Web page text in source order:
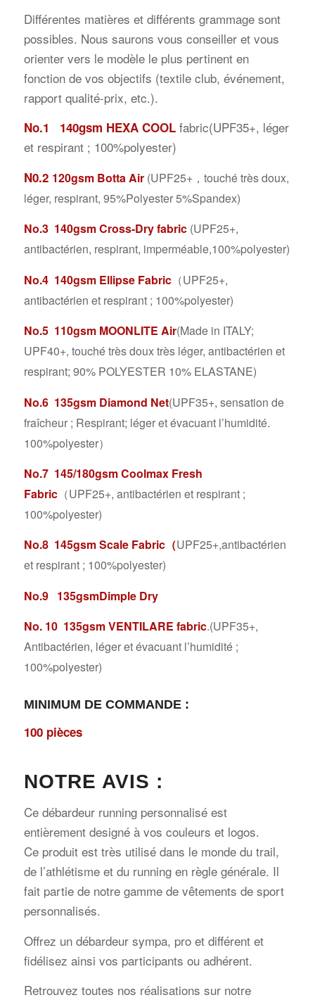
Différentes matières et différents grammage sont
possibles. Nous saurons vous conseiller et vous
orienter vers le modèle le plus pertinent en
fonction de vos objectifs (textile club, événement,
rapport qualité-prix, etc.).
No.1 140gsm HEXA COOL fabric(UPF35+, léger
et respirant ; 100%polyester)
N0.2 120gsm Botta Air(UPF25+，touché très doux,
léger, respirant, 95%Polyester 5%Spandex)
No.3 140gsm Cross-Dry fabric(UPF25+,
antibactérien, respirant, imperméable,100%polyester)
No.4 140gsm Ellipse Fabric（UPF25+,
antibactérien et respirant ; 100%polyester)
No.5 110gsm MOONLITE Air(Made in ITALY;
UPF40+, touché très doux très léger, antibactérien et
respirant; 90% POLYESTER 10% ELASTANE)
No.6 135gsm Diamond Net(UPF35+, sensation de
fraîcheur ; Respirant; léger et évacuant l’humidité.
100%polyester）
No.7 145/180gsm Coolmax Fresh
Fabric（UPF25+, antibactérien et respirant ;
100%polyester)
No.8 145gsm Scale Fabric（UPF25+,antibactérien
et respirant ; 100%polyester)
No.9 135gsmDimple Dry
No. 10 135gsm VENTILARE fabric.(UPF35+,
Antibactérien, léger et évacuant l’humidité ;
100%polyester)
MINIMUM DE COMMANDE:
100 pièces
NOTRE AVIS :
Ce débardeur running personnalisé est
entièrement designé à vos couleurs et logos.
Ce produit est très utilisé dans le monde du trail,
de l’athlétisme et du running en règle générale. Il
fait partie de notre gamme de vêtements de sport
personnalisés.
Offrez un débardeur sympa, pro et différent et
fidélisez ainsi vos participants ou adhérent.
Retrouvez toutes nos réalisations sur notre